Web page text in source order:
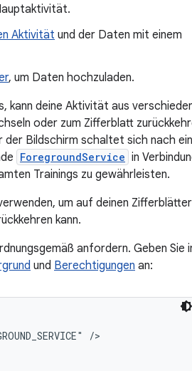
Aktivität und der Daten mit einem
, um Daten hochzuladen.
kann deine Aktivität aus
oder zum Zifferblatt
Bildschirm schaltet sich nach
ForegroundService in
Trainings zu gewährleisten.
um auf deinen
kann.
anfordern. Geben Sie
und Berechtigungen an: